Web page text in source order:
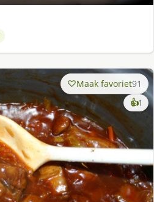
Maak favoriet91
👍1